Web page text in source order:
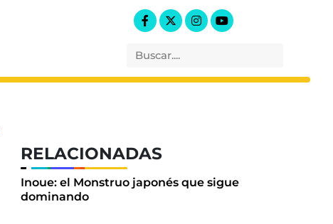
RELACIONADAS
Inoue: el Monstruo japonés que sigue
dominando